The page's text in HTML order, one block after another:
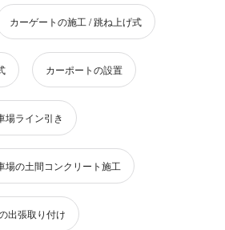
カーゲートの施工 / 跳ね上げ式
カーポートの設置
場ライン引き
場の土間コンクリート施工
出張取り付け